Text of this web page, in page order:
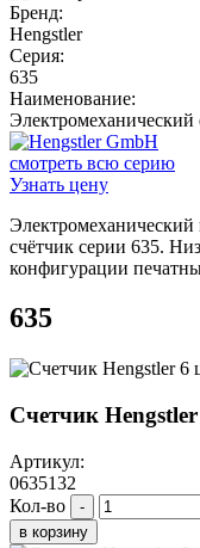
Бренд:
Hengstler
Серия:
635
Наименование:
Электромеханический
смотреть всю серию
Узнать цену
счётчик серии 635.
конфигурации
635
Счетчик
Артикул:
0635132
Кол-во
-
в корзину